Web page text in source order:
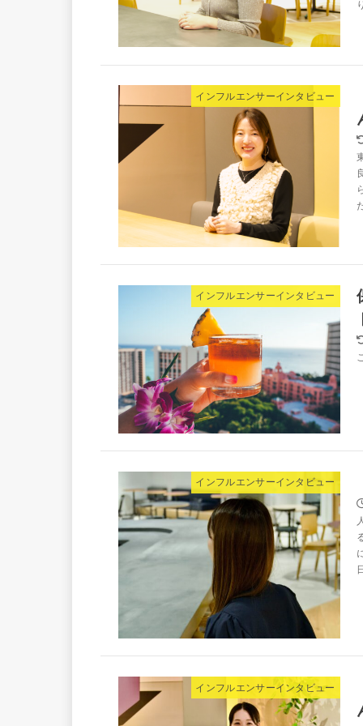
インフルエンサーインタビュー
インフルエンサーインタビュー
インフルエンサーインタビュー
インフルエンサーインタビュー